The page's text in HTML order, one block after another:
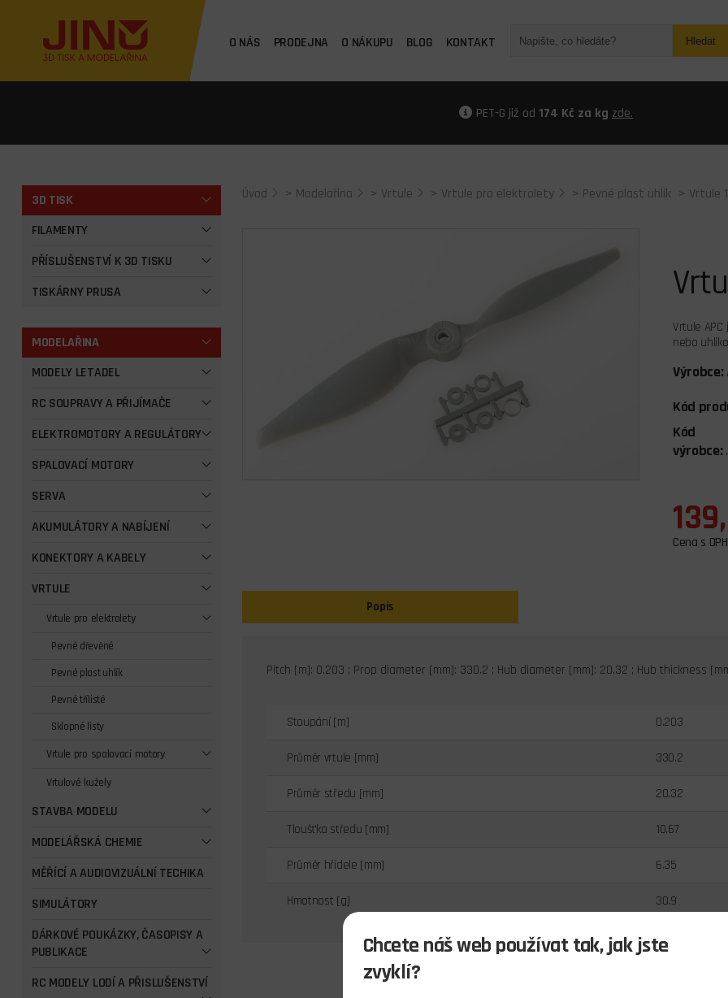
O NÁS PRODEJNA O NÁKUPU BLOG KONTAKT Hledat
PET-G již od 174 Kč za kg zde.
3D TISK
FILAMENTY
PŘÍSLUŠENSTVÍ K 3D TISKU
TISKÁRNY PRUSA
MODELAŘINA
MODELY LETADEL
RC SOUPRAVY A PŘIJÍMAČE
ELEKTROMOTORY A REGULÁTORY
SPALOVACÍ MOTORY
SERVA
AKUMULÁTORY A NABÍJENÍ
KONEKTORY A KABELY
VRTULE
Vrtule pro elektrolety
Pevné dřevěné
Pevné plast uhlík
Pevné třílisté
Sklopné listy
Vrtule pro spalovací motory
Vrtulové kužely
STAVBA MODELU
MODELÁŘSKÁ CHEMIE
MĚŘÍCÍ A AUDIOVIZUÁLNÍ TECHIKA
SIMULÁTORY
DÁRKOVÉ POUKÁZKY, ČASOPISY A
PUBLIKACE
RC MODELY LODÍ A PŘISLUŠENSTVÍ
Úvod > Modelařina > Vrtule > Vrtule pro elektrolety > Pevné plast uhlík > Vrtule
Vrtule
nebo
Výrobce:
Kód
Kód
výrobce:
Cena s DPH
Popis
Pitch [m]: 0.203 ; Prop diameter [mm]: 330.2 ; Hub diameter [mm]: 20.32 ; Hub thickness
Stoupání [m] 0.203
Průměr vrtule [mm] 330.2
Průměr středu [mm] 20.32
Tloušťka středu [mm] 10.67
Průměr hřídele [mm] 6.35
Hmotnost [g] 30.9
Chcete náš web používat tak, jak jste
zvyklí?